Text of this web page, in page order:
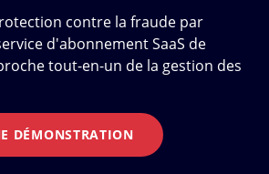
contre la fraude par
d'abonnement SaaS de
tout-en-un de la gestion des
DÉMONSTRATION